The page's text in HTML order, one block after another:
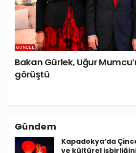
GÜNCEL
Bakan Gürlek, Uğur
görüştü
Gündem
Kapadokya’da
ve kültürel